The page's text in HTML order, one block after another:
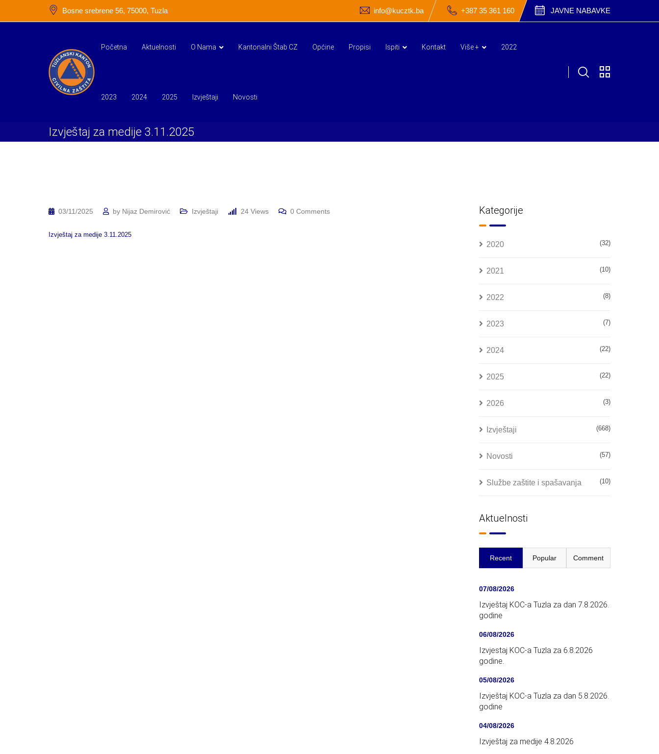
Bosne srebrene 56, 75000, Tuzla info@kucztk.ba +387 35 361 160 JAVNE NABAVKE
Početna Aktuelnosti O Nama Kantonalni Štab CZ Općine Propisi Ispiti Kontakt Više + 2022
2023 2024 2025 Izvještaji Novosti
Izvještaj za medije 3.11.2025
03/11/2025 by Nijaz Demirović Izvještaji 24 Views 0 Comments
Izvještaj za medije 3.11.2025
Kategorije
2020 (32)
2021 (10)
2022 (8)
2023 (7)
2024 (22)
2025 (22)
2026 (3)
Izvještaji (668)
Novosti (57)
Službe zaštite i spašavanja (10)
Aktuelnosti
Recent Popular Comment
07/08/2026
Izvještaj KOC-a Tuzla za dan 7.8.2026.
godine
06/08/2026
Izvjestaj KOC-a Tuzla za 6.8.2026
godine.
05/08/2026
Izvještaj KOC-a Tuzla za dan 5.8.2026.
godine
04/08/2026
Izvještaj za medije 4.8.2026